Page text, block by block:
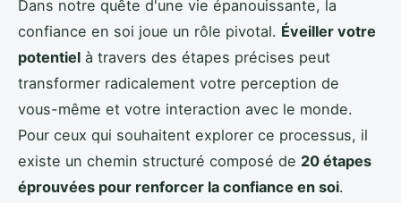
Dans notre quête d'une vie épanouissante, la
confiance en soi joue un rôle pivotal. Éveiller votre
potentiel à travers des étapes précises peut
transformer radicalement votre perception de
vous-même et votre interaction avec le monde.
Pour ceux qui souhaitent explorer ce processus, il
existe un chemin structuré composé de 20 étapes
éprouvées pour renforcer la confiance en soi.